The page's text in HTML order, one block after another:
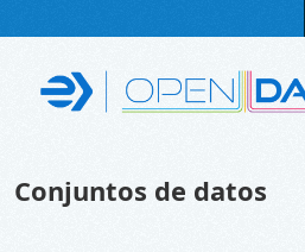
Conjuntos de datos